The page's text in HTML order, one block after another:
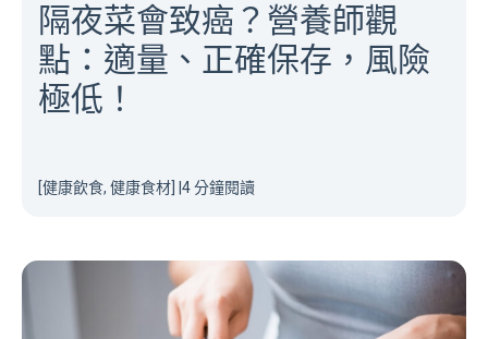
隔夜菜會致癌？營養師觀
點：適量、正確保存，風險
極低！
[健康飲食, 健康食材] 4 分鐘閱讀